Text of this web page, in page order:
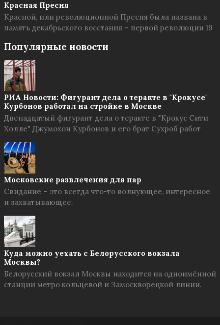
Красная Пресня
Красной, или революционной Пресня была названа в
память декабрьского восстания – первой революции 19
Популярные новости
РИА Новости: Фигурант дела о теракте в "Крокусе"
Курбонов работал на стройке в Москве
Двенадцатый фигурант дела о теракте в "Крокус Сити
Холле" Джумохон Курбонов и его брат Сухроб работ
Московские развлечения для пар
Свидание – это всегда что-то волнующее, интересное
и захватывающее.
Куда можно уехать с Белорусского вокзала
Москвы?
Белорусский вокзал Москвы находится на одноимённой
станции метро кольцевой и Замоскворецкой линии.